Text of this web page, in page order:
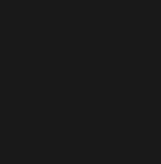
(abre en ventana nueva)
(abre en ventana nueva)
(abre en ventana nueva)